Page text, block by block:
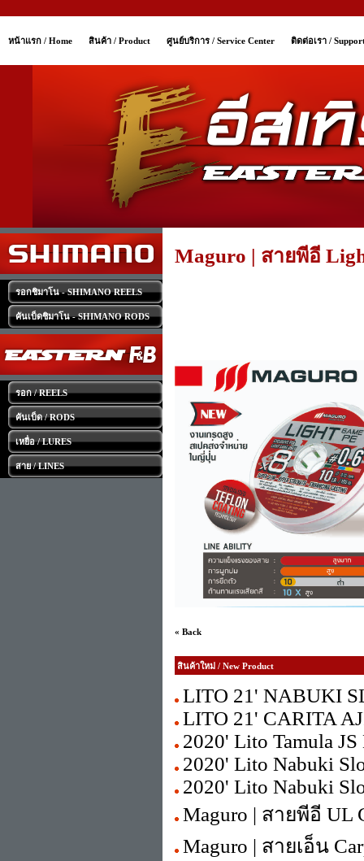
หน้าแรก / Home สินค้า / Product ศูนย์บริการ / Service Center ติดต่อเรา /
รอกชิมาโน - SHIMANO REELS
คันเบ็ดชิมาโน - SHIMANO RODS
รอก / REELS
คันเบ็ด / RODS
เหยื่อ / LURES
สาย / LINES
Maguro | สายพีอี
« Back
สินค้าใหม่ / New Product
LITO 21' NABUKI
LITO 21' CARITA
2020' Lito Tamula
2020' Lito Nabuki
2020' Lito Nabuki
Maguro | สายพีอี UL
Maguro | สายเอ็น